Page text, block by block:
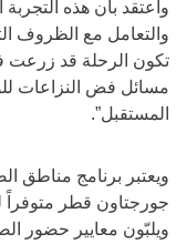
وأعتقد بأن هذه
والتعامل مع الظروف
تكون الرحلة قد زرعت
مسائل فض النزاعات
المستقبل”.
جورجتاون قطر متوفراً
ويلبّون معايير حضور